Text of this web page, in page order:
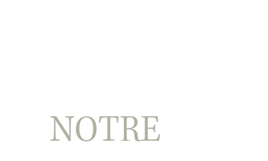
NOTRE